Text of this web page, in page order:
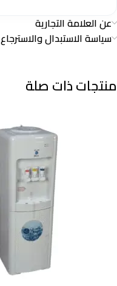
عن العلامة التجارية
سياسة الاستبدال والاسترجاع
منتجات ذات صلة